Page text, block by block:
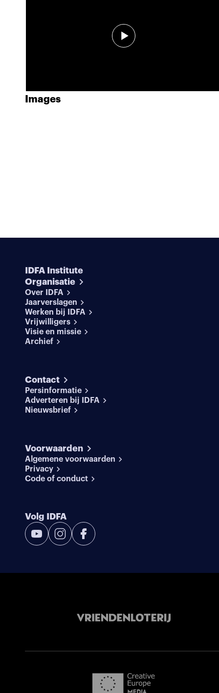
Images
IDFA Institute
Organisatie
Over IDFA
Jaarverslagen
Werken bij IDFA
Vrijwilligers
Visie en missie
Archief
Contact
Persinformatie
Adverteren bij IDFA
Nieuwsbrief
Voorwaarden
Algemene voorwaarden
Privacy
Code of conduct
Volg IDFA